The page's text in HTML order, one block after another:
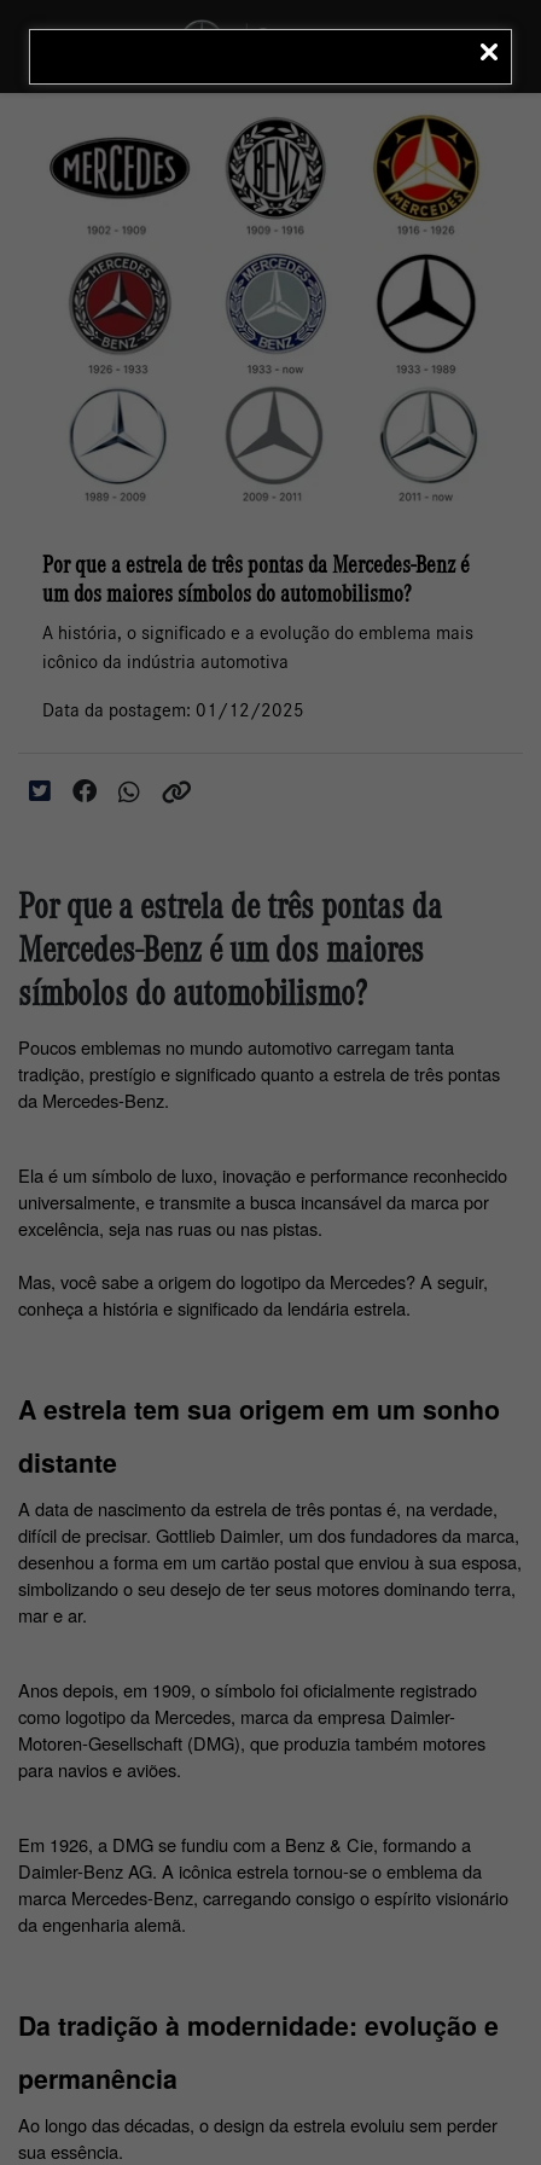
LIGAR
Por que a estrela de três pontas da Mercedes-Benz é
um dos maiores símbolos do automobilismo?
A história, o significado e a evolução do emblema mais
icônico da indústria automotiva
Data da postagem: 01/12/2025
Por que a estrela de três pontas da
Mercedes-Benz é um dos maiores
símbolos do automobilismo?
Poucos emblemas no mundo automotivo carregam tanta
tradição, prestígio e significado quanto a estrela de três pontas
da Mercedes-Benz.
Ela é um símbolo de luxo, inovação e performance reconhecido
universalmente, e transmite a busca incansável da marca por
excelência, seja nas ruas ou nas pistas.
Mas, você sabe a origem do logotipo da Mercedes? A seguir,
conheça a história e significado da lendária estrela.
A estrela tem sua origem em um sonho
distante
A data de nascimento da estrela de três pontas é, na verdade,
difícil de precisar. Gottlieb Daimler, um dos fundadores da marca,
desenhou a forma em um cartão postal que enviou à sua esposa,
simbolizando o seu desejo de ter seus motores dominando terra,
mar e ar.
Anos depois, em 1909, o símbolo foi oficialmente registrado
como logotipo da Mercedes, marca da empresa Daimler-
Motoren-Gesellschaft (DMG), que produzia também motores
para navios e aviões.
Em 1926, a DMG se fundiu com a Benz & Cie, formando a
Daimler-Benz AG. A icônica estrela tornou-se o emblema da
marca Mercedes-Benz, carregando consigo o espírito visionário
da engenharia alemã.
Da tradição à modernidade: evolução e
permanência
Ao longo das décadas, o design da estrela evoluiu sem perder
sua essência.